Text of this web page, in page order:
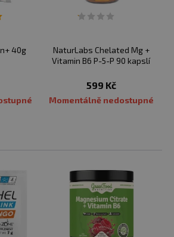
40g
NaturLabs Chelated Mg +
Vitamin B6 P-5-P 90 kapslí
599 Kč
Momentálně nedostupné